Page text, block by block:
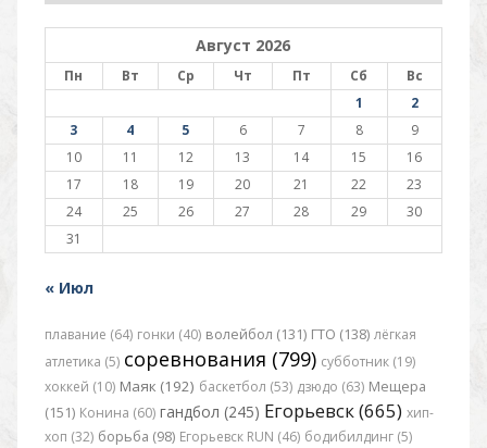
Август 2026
Пн Вт Ср Чт Пт Сб
Вс
1
2
3
4 5 6 7 8
9
10
11 12 13 14 15
16
17
18 19 20 21 22
23
24
25 26 27 28 29
30
31
« Июл
плавание (64) гонки (40) волейбол (131) ГТО (138) лёгкая
атлетика (5) соревнования (799) субботник (19)
хоккей (10) Маяк (192) баскетбол (53) дзюдо (63) Мещера
(151) Конина (60) гандбол (245) Егорьевск (665) хип-
хоп (32) борьба (98) Егорьевск RUN (46) бодибилдинг (5)